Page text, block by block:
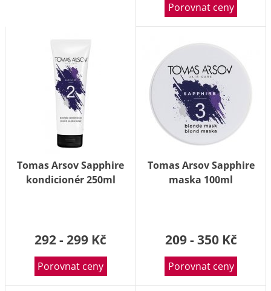
Porovnat ceny
Tomas Arsov Sapphire
kondicionér 250ml
292 - 299 Kč
Porovnat ceny
Tomas Arsov Sapphire
maska 100ml
209 - 350 Kč
Porovnat ceny